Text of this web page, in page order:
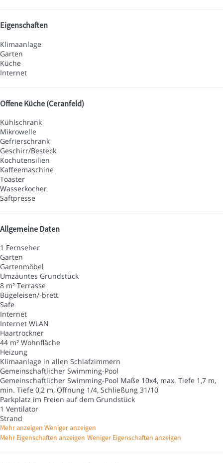
Eigenschaften
Klimaanlage
Garten
Küche
Internet
Offene Küche (Ceranfeld)
Kühlschrank
Mikrowelle
Gefrierschrank
Geschirr/Besteck
Kochutensilien
Kaffeemaschine
Toaster
Wasserkocher
Saftpresse
Allgemeine Daten
1 Fernseher
Garten
Gartenmöbel
Umzäuntes Grundstück
8 m² Terrasse
Bügeleisen/-brett
Safe
Internet
Internet WLAN
Haartrockner
44 m² Wohnfläche
Heizung
Klimaanlage in allen Schlafzimmern
Gemeinschaftlicher Swimming-Pool
Gemeinschaftlicher Swimming-Pool Maße 10x4, max. Tiefe 1,7 m,
min. Tiefe 0,2 m, Öffnung 1/4, Schließung 31/10
Parkplatz im Freien auf dem Grundstück
1 Ventilator
Strand
Mehr anzeigen Weniger anzeigen
Mehr Eigenschaften anzeigen Weniger Eigenschaften anzeigen